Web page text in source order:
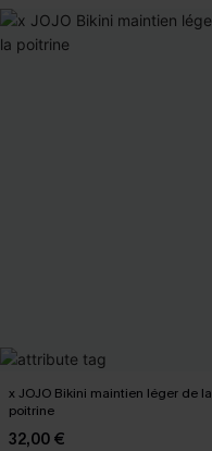
x JOJO Bikini maintien léger de la
poitrine
32,00 €